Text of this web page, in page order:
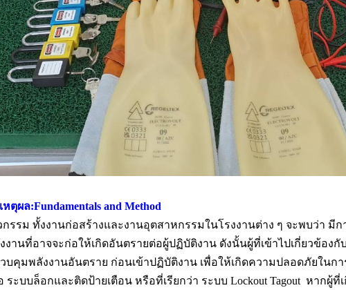
ตุผล:Fundamentals and Method
รรม ทั้งงานก่อสร้างและงานอุตสาหกรรมในโรงงานต่าง ๆ จะพบว่า มีก
านที่อาจจะก่อให้เกิดอันตรายต่อผู้ปฏิบัติงาน ดังนั้นผู้ที่เข้าไปเกี่ยวข้องกั
บคุมพลังงานอันตราย ก่อนเข้าปฏิบัติงาน เพื่อให้เกิดความปลอดภัยในก
ะบบล็อกและติดป้ายเตือน หรือที่เรียกว่า ระบบ Lockout Tagout หากผู้